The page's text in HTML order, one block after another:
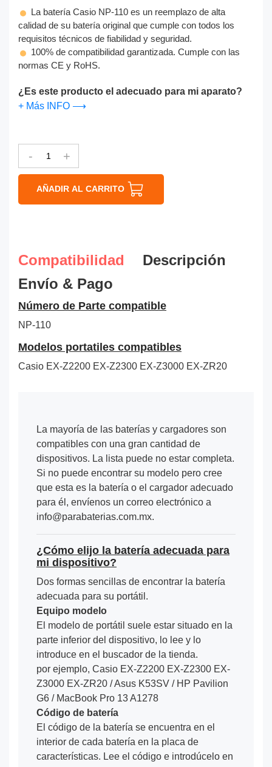
La batería Casio NP-110 es un reemplazo de alta
calidad de su batería original que cumple con todos los
requisitos técnicos de fiabilidad y seguridad.
100% de compatibilidad garantizada. Cumple con las
normas CE y RoHS.
¿Es este producto el adecuado para mi aparato?
+ Más INFO ⟶
- +
AÑADIR AL CARRITO
Compatibilidad
Descripción
Envío & Pago
Número de Parte compatible
NP-110
Modelos portatiles compatibles
Casio EX-Z2200 EX-Z2300 EX-Z3000 EX-ZR20
La mayoría de las baterías y cargadores son
compatibles con una gran cantidad de
dispositivos. La lista puede no estar completa.
Si no puede encontrar su modelo pero cree
que esta es la batería o el cargador adecuado
para él, envíenos un correo electrónico a
info@parabaterias.com.mx.
¿Cómo elijo la batería adecuada para
mi dispositivo?
Dos formas sencillas de encontrar la batería
adecuada para su portátil.
Equipo modelo
El modelo de portátil suele estar situado en la
parte inferior del dispositivo, lo lee y lo
introduce en el buscador de la tienda.
por ejemplo, Casio EX-Z2200 EX-Z2300 EX-
Z3000 EX-ZR20 / Asus K53SV / HP Pavilion
G6 / MacBook Pro 13 A1278
Código de batería
El código de la batería se encuentra en el
interior de cada batería en la placa de
características. Lee el código e introdúcelo en